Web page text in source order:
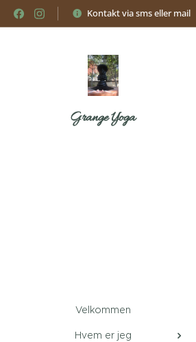
Kontakt via sms eller mail
Grange Yoga
Velkommen
Hvem er jeg